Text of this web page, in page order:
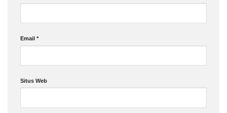
Email *
Situs Web